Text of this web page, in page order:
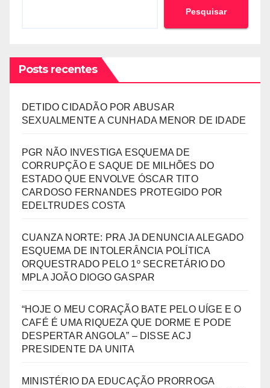
Pesquisar
Posts recentes
DETIDO CIDADÃO POR ABUSAR
SEXUALMENTE A CUNHADA MENOR DE IDADE
PGR NÃO INVESTIGA ESQUEMA DE
CORRUPÇÃO E SAQUE DE MILHÕES DO
ESTADO QUE ENVOLVE ÓSCAR TITO
CARDOSO FERNANDES PROTEGIDO POR
EDELTRUDES COSTA
CUANZA NORTE: PRA JA DENUNCIA ALEGADO
ESQUEMA DE INTOLERÂNCIA POLÍTICA
ORQUESTRADO PELO 1º SECRETÁRIO DO
MPLA JOÃO DIOGO GASPAR
“HOJE O MEU CORAÇÃO BATE PELO UÍGE E O
CAFÉ É UMA RIQUEZA QUE DORME E PODE
DESPERTAR ANGOLA” – DISSE ACJ
PRESIDENTE DA UNITA
MINISTÉRIO DA EDUCAÇÃO PRORROGA